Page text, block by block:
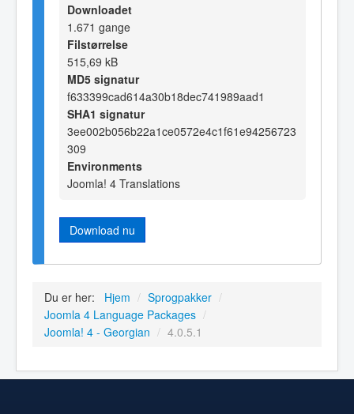
Downloadet
1.671 gange
Filstørrelse
515,69 kB
MD5 signatur
f633399cad614a30b18dec741989aad1
SHA1 signatur
3ee002b056b22a1ce0572e4c1f61e94256723
309
Environments
Joomla! 4 Translations
Download nu
Du er her: Hjem / Sprogpakker /
Joomla 4 Language Packages /
Joomla! 4 - Georgian / 4.0.5.1